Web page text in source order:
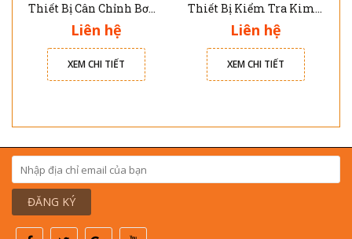
Thiết Bị Cân Chỉnh Bơm Cao Áp 8 Xy Lanh DNB-103W
Liên hệ
XEM CHI TIẾT
Thiết Bị Kiểm Tra Kim Phun Common Rail Diesel CRDI-100
Liên hệ
XEM CHI TIẾT
ĐĂNG KÝ